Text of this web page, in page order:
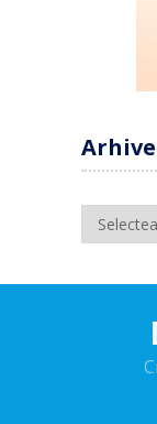
Arhive
Arhive